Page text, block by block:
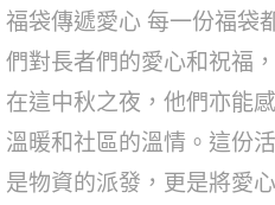
福袋傳遞愛心 每一份福袋
們對長者們的愛心和祝福
在這中秋之夜，他們亦能
溫暖和社區的溫情。這份
是物資的派發，更是將愛